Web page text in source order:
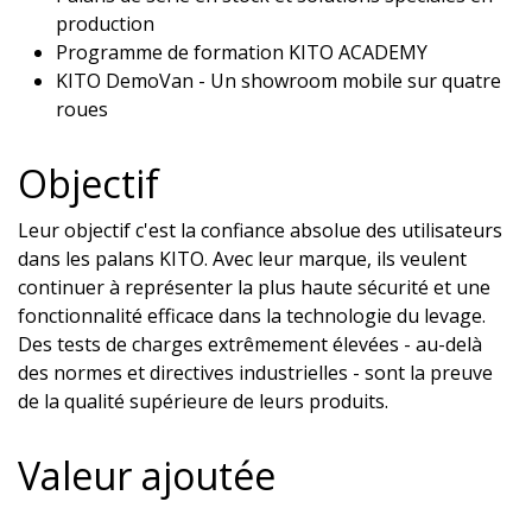
production
Programme de formation KITO ACADEMY
KITO DemoVan - Un showroom mobile sur quatre
roues
Objectif
Leur objectif c'est la confiance absolue des utilisateurs
dans les palans KITO. Avec leur marque, ils veulent
continuer à représenter la plus haute sécurité et une
fonctionnalité efficace dans la technologie du levage.
Des tests de charges extrêmement élevées - au-delà
des normes et directives industrielles - sont la preuve
de la qualité supérieure de leurs produits.
Valeur ajoutée